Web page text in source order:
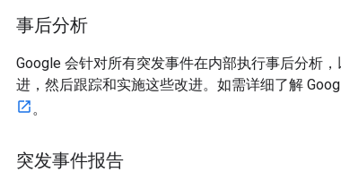
事后分析
Google 会针对所有突发事件在内部执行事后分析
进，然后跟踪和实施这些改进。如需详细了解
。
突发事件报告